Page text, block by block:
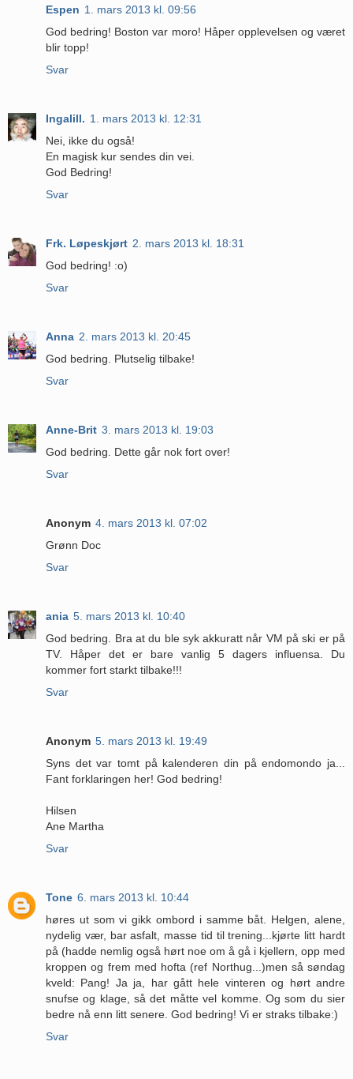
Espen 1. mars 2013 kl. 09:56
God bedring! Boston var moro! Håper opplevelsen og været
blir topp!
Svar
Ingalill. 1. mars 2013 kl. 12:31
Nei, ikke du også!
En magisk kur sendes din vei.
God Bedring!
Svar
Frk. Løpeskjørt 2. mars 2013 kl. 18:31
God bedring! :o)
Svar
Anna 2. mars 2013 kl. 20:45
God bedring. Plutselig tilbake!
Svar
Anne-Brit 3. mars 2013 kl. 19:03
God bedring. Dette går nok fort over!
Svar
Anonym 4. mars 2013 kl. 07:02
Grønn Doc
Svar
ania 5. mars 2013 kl. 10:40
God bedring. Bra at du ble syk akkuratt når VM på ski er på
TV. Håper det er bare vanlig 5 dagers influensa. Du
kommer fort starkt tilbake!!!
Svar
Anonym 5. mars 2013 kl. 19:49
Syns det var tomt på kalenderen din på endomondo ja...
Fant forklaringen her! God bedring!
Hilsen
Ane Martha
Svar
Tone 6. mars 2013 kl. 10:44
høres ut som vi gikk ombord i samme båt. Helgen, alene,
nydelig vær, bar asfalt, masse tid til trening...kjørte litt hardt
på (hadde nemlig også hørt noe om å gå i kjellern, opp med
kroppen og frem med hofta (ref Northug...)men så søndag
kveld: Pang! Ja ja, har gått hele vinteren og hørt andre
snufse og klage, så det måtte vel komme. Og som du sier
bedre nå enn litt senere. God bedring! Vi er straks tilbake:)
Svar